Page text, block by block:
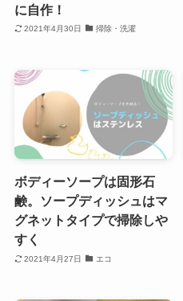
に自作！
2021年4月30日 掃除・洗濯
ボディーソープは固形石
鹸。ソープディッシュはマ
グネットタイプで掃除しや
すく
2021年4月27日 エコ